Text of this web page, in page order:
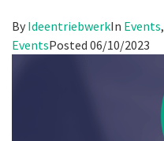
By IdeentriebwerkIn Events,
EventsPosted 06/10/2023